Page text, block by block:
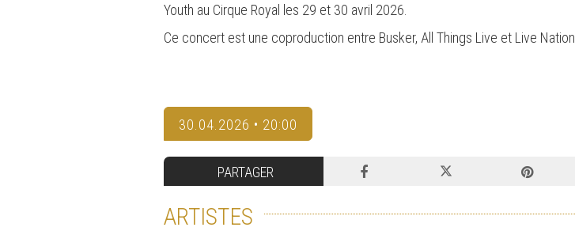
Youth au Cirque Royal les 29 et 30 avril 2026.
Ce concert est une coproduction entre Busker, All Things Live et Live Nation.
30.04.2026 • 20:00
PARTAGER
ARTISTES